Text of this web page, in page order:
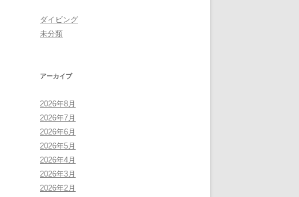
ダイビング
未分類
アーカイブ
2026年8月
2026年7月
2026年6月
2026年5月
2026年4月
2026年3月
2026年2月